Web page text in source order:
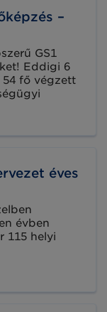
–
GS1
Eddigi 6
fő végzett
éves
évben
115 helyi
Éves
2020 már